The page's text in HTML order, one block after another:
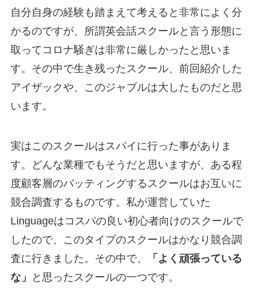
自分自身の経験も踏まえて考えると非常によく分
かるのですが、所謂英会話スクールと言う形態に
取ってコロナ騒ぎは非常に厳しかったと思いま
す。その中で生き残ったスクール、前回紹介した
アイザックや、このジャブルは大したものだと思
います。
実はこのスクールはスパイに行った事がありま
す。どんな業種でもそうだと思いますが、ある程
度顧客層のバッティングするスクールはお互いに
競合調査するものです。私が運営していた
Linguageはコスパの良い初心者向けのスクールで
したので、このタイプのスクールはかなり競合調
査に行きました。その中で、
「よく頑張っている
な」
と思ったスクールの一つです。